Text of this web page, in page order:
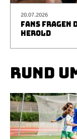
20.07.2026
FANS FRAGEN
HEROLD
RUND